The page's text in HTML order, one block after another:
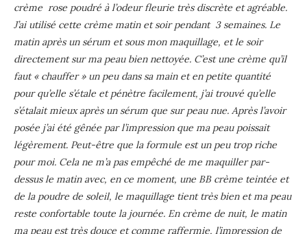
crème rose poudré à l’odeur fleurie très discrète et agréable.
J’ai utilisé cette crème matin et soir pendant 3 semaines. Le
matin après un sérum et sous mon maquillage, et le soir
directement sur ma peau bien nettoyée. C’est une crème qu’il
faut « chauffer » un peu dans sa main et en petite quantité
pour qu’elle s’étale et pénètre facilement, j’ai trouvé qu’elle
s’étalait mieux après un sérum que sur peau nue. Après l’avoir
posée j’ai été gênée par l’impression que ma peau poissait
légèrement. Peut-être que la formule est un peu trop riche
pour moi. Cela ne m’a pas empêché de me maquiller par-
dessus le matin avec, en ce moment, une BB crème teintée et
de la poudre de soleil, le maquillage tient très bien et ma peau
reste confortable toute la journée. En crème de nuit, le matin
ma peau est très douce et comme raffermie, l’impression de